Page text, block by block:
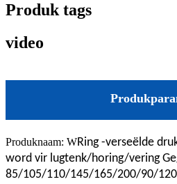
Produk tags
video
Produknaam: WRing -verseëlde
word vir lugtenk/horing/vering
85/105/110/145/165/200/90/120